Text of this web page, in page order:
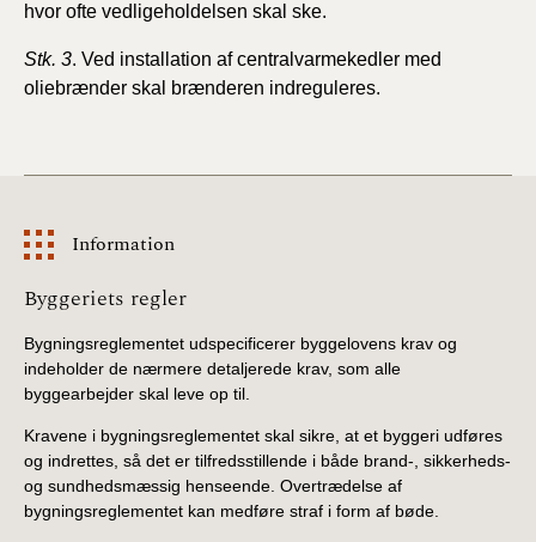
hvor ofte vedligeholdelsen skal ske.
Stk. 3. Ved installation af centralvarmekedler med
oliebrænder skal brænderen indreguleres.
Information
Information
Byggeriets regler
Bygningsreglementet udspecificerer byggelovens krav og
indeholder de nærmere detaljerede krav, som alle
byggearbejder skal leve op til.
Kravene i bygningsreglementet skal sikre, at et byggeri udføres
og indrettes, så det er tilfredsstillende i både brand-, sikkerheds-
og sundhedsmæssig henseende. Overtrædelse af
bygningsreglementet kan medføre straf i form af bøde.